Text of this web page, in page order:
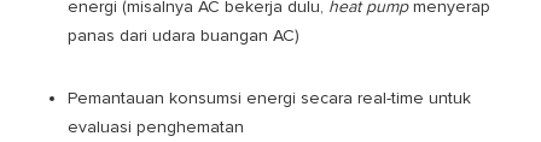
energi (misalnya AC bekerja dulu, heat pumpmenyerap
panas dari udara buangan AC)
Pemantauan konsumsi energi secara real-time untuk
evaluasi penghematan